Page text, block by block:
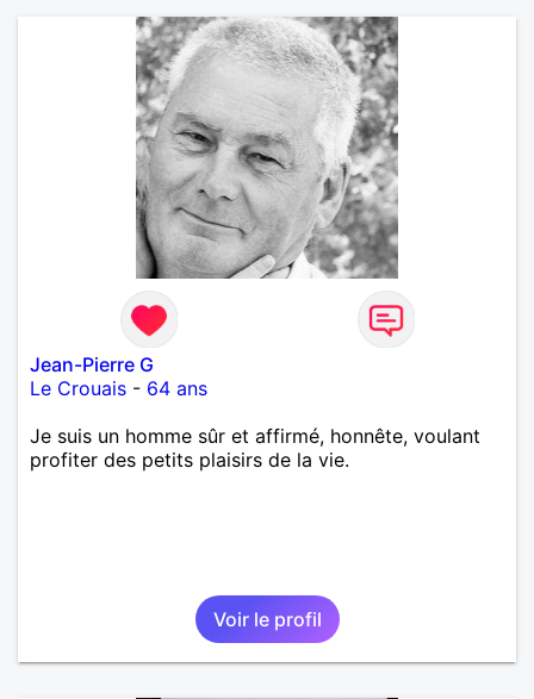
Jean-Pierre G
Le Crouais - 64 ans
Je suis un homme sûr et affirmé, honnête, voulant
profiter des petits plaisirs de la vie.
Voir le profil